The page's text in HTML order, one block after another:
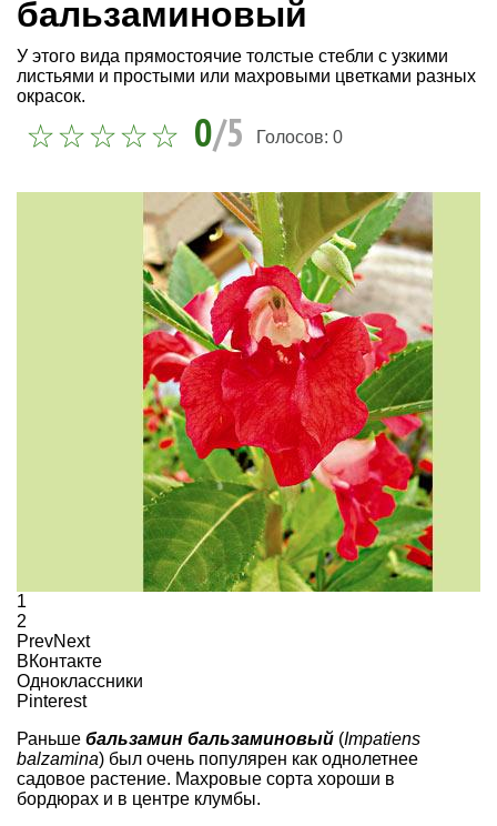
бальзаминовый
У этого вида прямостоячие толстые стебли с узкими
листьями и простыми или махровыми цветками разных
окрасок.
0/5 Голосов: 0
1
2
PrevNext
ВКонтакте
Одноклассники
Pinterest
Раньше бальзамин бальзаминовый (Impatiens
balzamina) был очень популярен как однолетнее
садовое растение. Махровые сорта хороши в
бордюрах и в центре клумбы.